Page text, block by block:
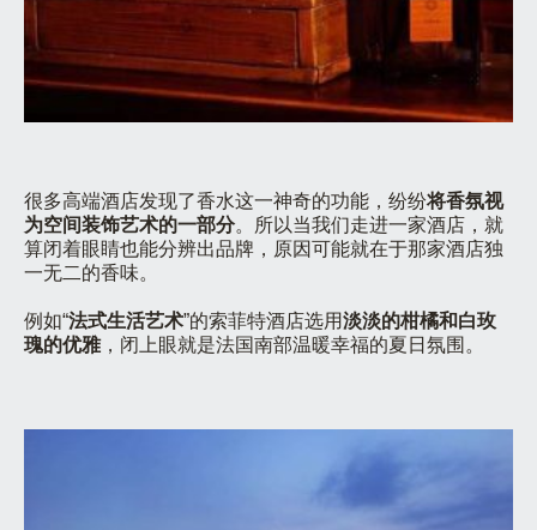
很多高端酒店发现了香水这一神奇的功能，纷纷将香氛视
为空间装饰艺术的一部分。所以当我们走进一家酒店，就
算闭着眼睛也能分辨出品牌，原因可能就在于那家酒店独
一无二的香味。
例如“法式生活艺术”的索菲特酒店选用淡淡的柑橘和白玫
瑰的优雅，闭上眼就是法国南部温暖幸福的夏日氛围。